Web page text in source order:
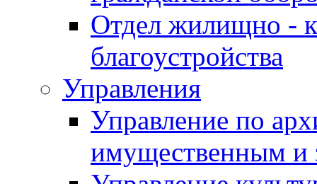
Отдел жилищно -
благоустройства
Управления
Управление по
имущественным и